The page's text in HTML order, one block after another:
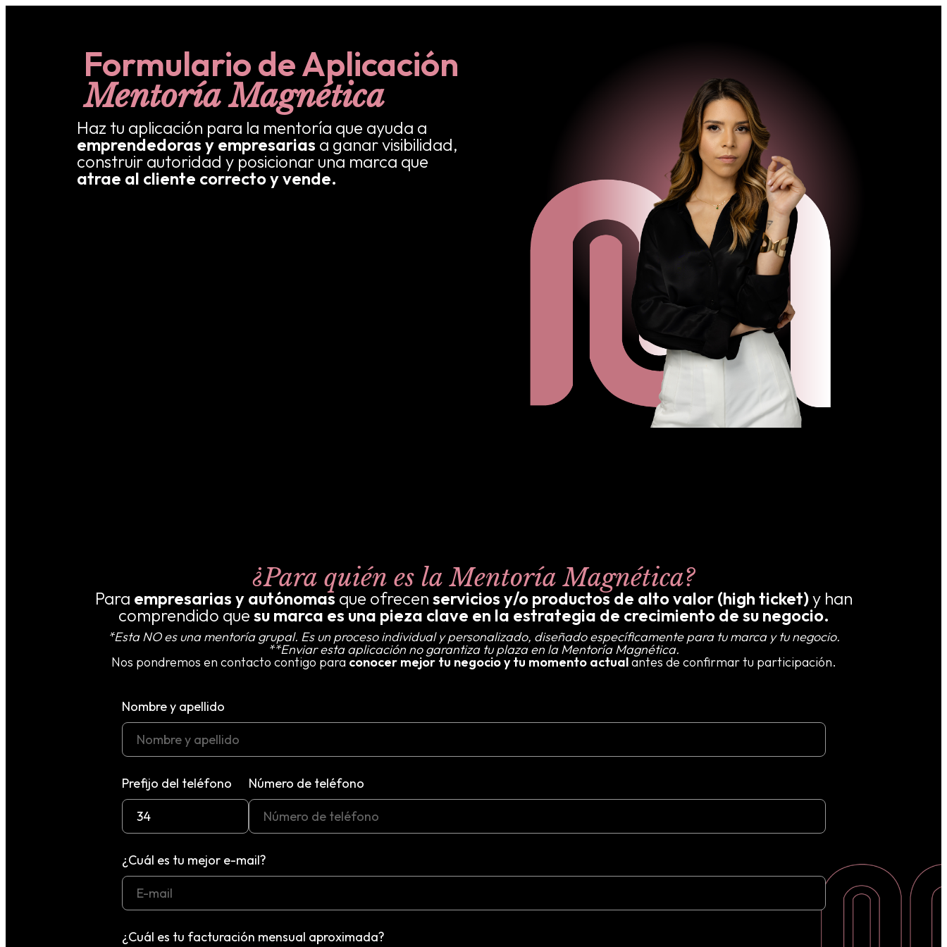
Formulario de Aplicación
Mentoría Magnética
Haz tu aplicación para la mentoría que ayuda a
emprendedoras y empresarias a ganar visibilidad,
construir autoridad y posicionar una marca que
atrae al cliente correcto y vende.
¿Para quién es la Mentoría Magnética?
Para empresarias y autónomas que ofrecen servicios y/o productos de alto valor (high ticket)y han
comprendido que su marca es una pieza clave en la estrategia de crecimiento de su negocio.
*Esta NO es una mentoría grupal. Es un proceso individual y personalizado, diseñado específicamente para tu marca y tu negocio.
**Enviar esta aplicación no garantiza tu plaza en la Mentoría Magnética.
Nos pondremos en contacto contigo para conocer mejor tu negocio y tu momento actualantes de confirmar tu participación.
Nombre y apellido
Prefijo del teléfono Número de teléfono
¿Cuál es tu mejor e-mail?
¿Cuál es tu facturación mensual aproximada?